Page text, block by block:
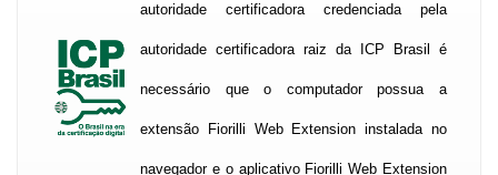
autoridade certificadora credenciada pela
autoridade certificadora raiz da ICP Brasil é
necessário que o computador possua a
extensão Fiorilli Web Extension instalada no
navegador e o aplicativo Fiorilli Web Extension